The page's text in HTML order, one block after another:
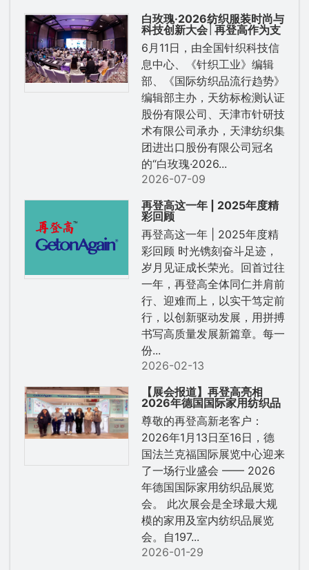
白玫瑰·2026纺织服装时尚与
科技创新大会│再登高作为支
持单位受邀出席并做主题演讲
6月11日，由全国针织科技信
息中心、《针织工业》编辑
部、《国际纺织品流行趋势》
编辑部主办，天纺标检测认证
股份有限公司、天津市针研技
术有限公司承办，天津纺织集
团进出口股份有限公司冠名
的“白玫瑰·2026...
2026-07-09
再登高这一年 | 2025年度精
彩回顾
再登高这一年 | 2025年度精
彩回顾 时光镌刻奋斗足迹，
岁月见证成长荣光。回首过往
一年，再登高全体同仁并肩前
行、迎难而上，以实干笃定前
行，以创新驱动发展，用拼搏
书写高质量发展新篇章。每一
份...
2026-02-13
【展会报道】再登高亮相
2026年德国国际家用纺织品
展览会
尊敬的再登高新老客户：
2026年1月13日至16日，德
国法兰克福国际展览中心迎来
了一场行业盛会 —— 2026
年德国国际家用纺织品展览
会。 此次展会是全球最大规
模的家用及室内纺织品展览
会。自197...
2026-01-29